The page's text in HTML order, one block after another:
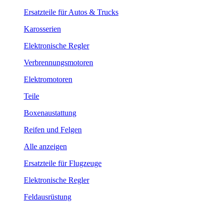
Ersatzteile für Autos & Trucks
Karosserien
Elektronische Regler
Verbrennungsmotoren
Elektromotoren
Teile
Boxenaustattung
Reifen und Felgen
Alle anzeigen
Ersatzteile für Flugzeuge
Elektronische Regler
Feldausrüstung